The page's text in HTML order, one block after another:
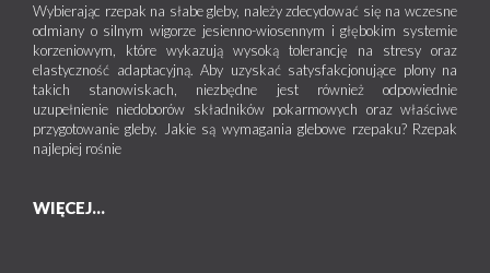
Wybierając rzepak na słabe gleby, należy zdecydować się na wczesne
odmiany o silnym wigorze jesienno-wiosennym i głębokim systemie
korzeniowym, które wykazują wysoką tolerancję na stresy oraz
elastyczność adaptacyjną. Aby uzyskać satysfakcjonujące plony na
takich stanowiskach, niezbędne jest również odpowiednie
uzupełnienie niedoborów składników pokarmowych oraz właściwe
przygotowanie gleby. Jakie są wymagania glebowe rzepaku? Rzepak
najlepiej rośnie
WIĘCEJ...